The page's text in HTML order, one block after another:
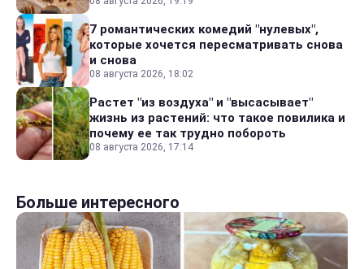
7 романтических комедий "нулевых",
которые хочется пересматривать снова
и снова
08 августа 2026, 18:02
Растет "из воздуха" и "высасывает"
жизнь из растений: что такое повилика и
почему ее так трудно побороть
08 августа 2026, 17:14
Больше интересного